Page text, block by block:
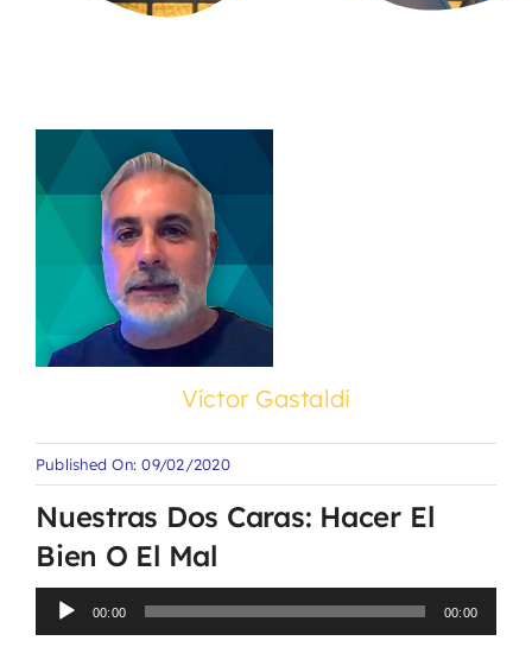
Víctor Gastaldi
Published On: 09/02/2020
Nuestras Dos Caras: Hacer El
Bien O El Mal
Reproductor
de
00:00 00:00